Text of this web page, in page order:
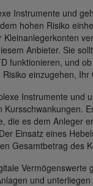
Instrumente und
hohen Risiko
Kleinanlegerkonten
Anbieter. Sie
funktionieren, und
einzugehen, Ihr
Instrumente und
Kursschwankungen.
die es dem Anleger
Einsatz eines
Gesamtbetrag des
Vermögenswerte
und